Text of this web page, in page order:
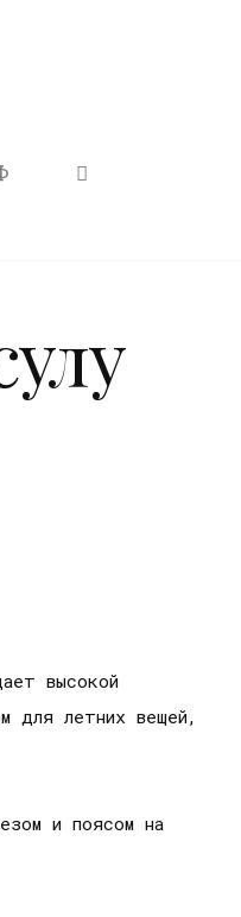
высокой
для летних вещей,
и поясом на